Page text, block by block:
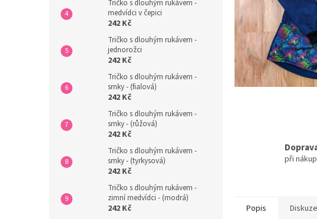
Tričko s dlouhým rukávem -
medvídci v čepici
242 Kč
Tričko s dlouhým rukávem -
jednorožci
242 Kč
Tričko s dlouhým rukávem -
srnky - (fialová)
242 Kč
Tričko s dlouhým rukávem -
srnky - (růžová)
242 Kč
Tričko s dlouhým rukávem -
srnky - (tyrkysová)
242 Kč
Tričko s dlouhým rukávem -
zimní medvídci - (modrá)
242 Kč
při
Popis Diskuze